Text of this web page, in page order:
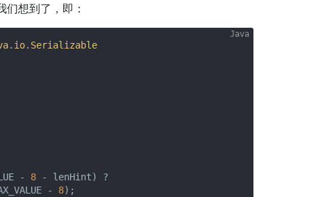
想到了，即：
. io. Serializable
-
8 - lenHint) ?
- 8);